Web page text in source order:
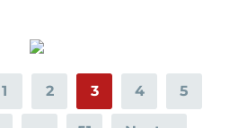
1 2 3 4 5